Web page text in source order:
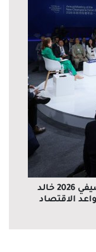
خلال مشاركته في منتدى دافوس الصيفي 2026 خالد
الاقتصاد